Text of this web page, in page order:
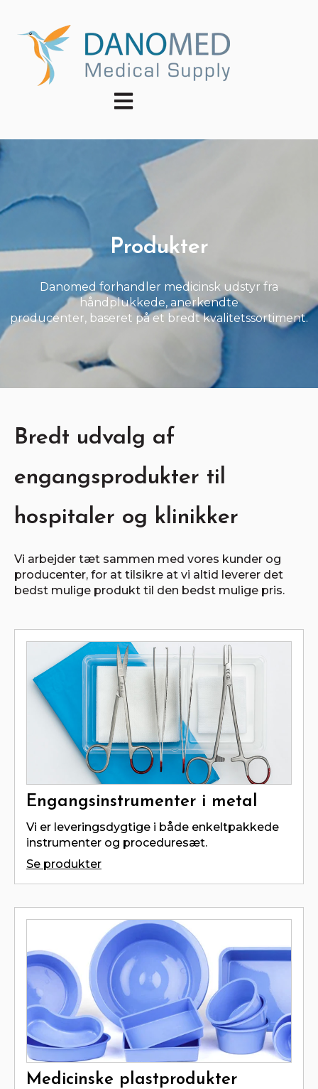
Åbn primær navigation
Produkter
Danomed forhandler medicinsk udstyr fra
håndplukkede, anerkendte
producenter, baseret på et bredt kvalitetssortiment.
Bredt udvalg af
engangsprodukter til
hospitaler og klinikker
Vi arbejder tæt sammen med vores kunder og
producenter, for at tilsikre at vi altid leverer det
bedst mulige produkt til den bedst mulige pris.
Engangsinstrumenter i metal
Vi er leveringsdygtige i både enkeltpakkede
instrumenter og proceduresæt.
Se produkter
Medicinske plastprodukter